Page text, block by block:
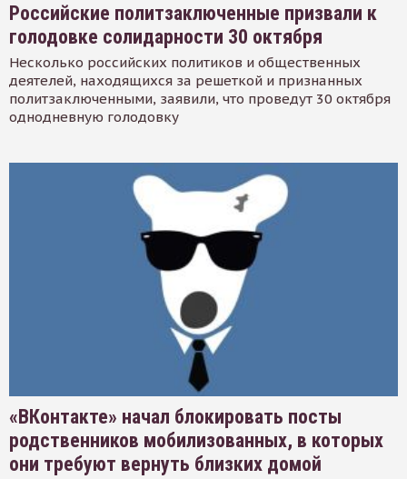
Российские политзаключенные призвали к
голодовке солидарности 30 октября
Несколько российских политиков и общественных
деятелей, находящихся за решеткой и признанных
политзаключенными, заявили, что проведут 30 октября
однодневную голодовку
«ВКонтакте» начал блокировать посты
родственников мобилизованных, в которых
они требуют вернуть близких домой